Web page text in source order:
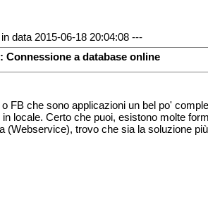
data 2015-06-18 20:04:08 ---
Connessione a database online
FB che sono applicazioni un bel po'
locale. Certo che puoi, esistono molte
(Webservice), trovo che sia la soluzione